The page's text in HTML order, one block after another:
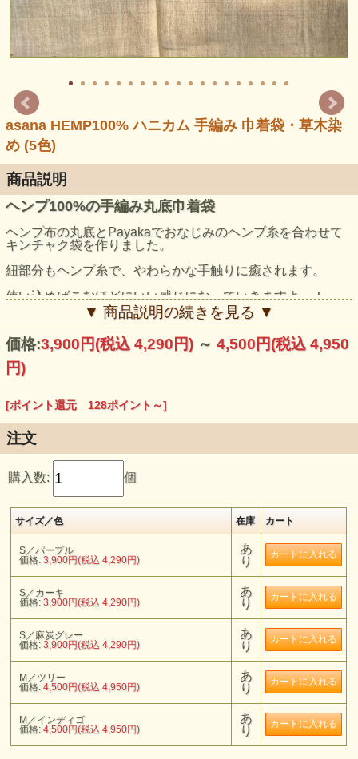
asana HEMP100% ハニカム 手編み 巾着袋・草木染
め (5色)
商品説明
ヘンプ100%の手編み丸底巾着袋
ヘンプ布の丸底とPayakaでおなじみのヘンプ糸を合わせて
キンチャク袋を作りました。
紐部分もヘンプ糸で、やわらかな手触りに癒されます。
使い込めばこむほどにいい感じになっていきますよー！
▼ 商品説明の続きを見る ▼
価格:3,900円(税込 4,290円) ～ 4,500円(税込 4,950
円)
[ポイント還元 128ポイント～]
注文
購入数: 個
サイズ／色 在庫 カート
S／パープル
価格:3,900円(税込 4,290円)
あ
り
S／カーキ
価格:3,900円(税込 4,290円)
あ
り
S／麻炭グレー
価格:3,900円(税込 4,290円)
あ
り
M／ツリー
価格:4,500円(税込 4,950円)
あ
り
M／インディゴ
価格:4,500円(税込 4,950円)
あ
り